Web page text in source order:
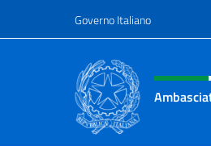
Governo Italiano
Intestazione